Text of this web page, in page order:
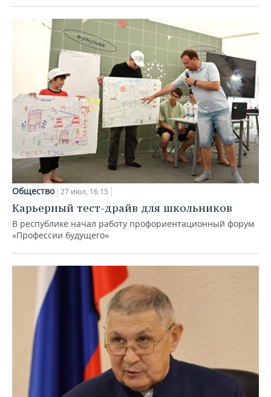
Общество 27 июл, 16:15
Карьерный тест-драйв для школьников
В республике начал работу профориентационный форум
«Профессии будущего»